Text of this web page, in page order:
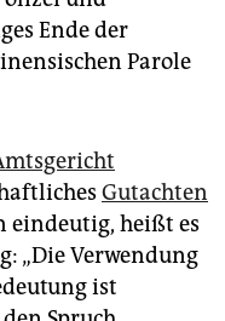
Ende der
Parole
Gutachten
eindeutig, heißt es
„Die Verwendung
ist